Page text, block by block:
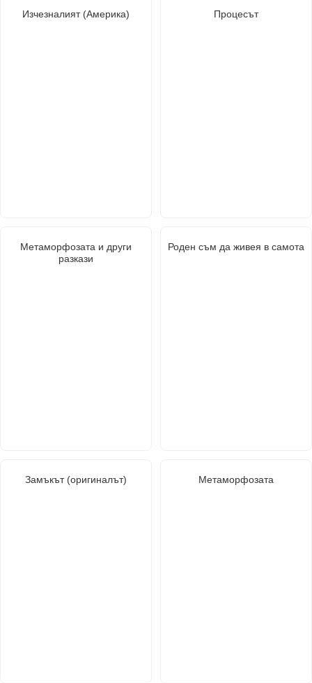
Изчезналият (Америка) Процесът
Метаморфозата и други
разкази
Роден съм да живея в самота
Замъкът (оригиналът) Метаморфозата